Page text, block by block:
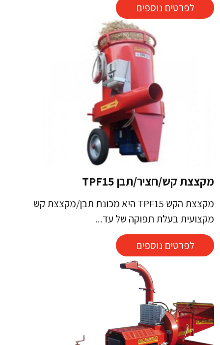
לפרטים נוספים
מקצצת קש/חציר/תבן TPF15
מקצצת הקש TPF15 היא מכונת תבן/מקצצת קש
מקצועית בעלת תפוקה של עד...
לפרטים נוספים